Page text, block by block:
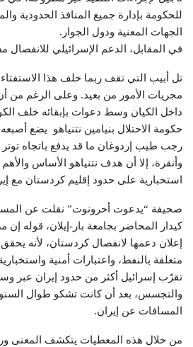
للحكومة بإدارة جميع المنافذ الحدودية
الجهات المعنية ودول الجوار.
في المقابل، الدعم الإسرائيلي للانفصال
تل أبيب التي تقف ربما خلف هذا
مجريات الأمور من بعيد. وعلى الرغم من أن
داخل الكيان وسط دعوات بإبقائه خلف
حكومة الاحتلال بنيامين نتنياهو يضع
رجب طيب إردوغان ما قد يدفع باتجاه توتر
وأنقرة، إلا أن هدف نتنياهو الأساس
استخبارية على حدود إقليم كردستان مع
صحيفة “يدعوت أحرونوت” نقلت عن
كيدار المحاضر بجامعة بار-إيلان، قوله
إعلان دعمها لانفصال كردستان، لأنه يحقق
متعلقة بالنفط، واعتبارات أمنية
تقرّب إسرائيل أكثر من حدود إيران عبر
والتجسس، بعد أن كانت تشكو طوال
المسافات عن إيران.
من خلال هذه المعطيات يتكشف المعنى